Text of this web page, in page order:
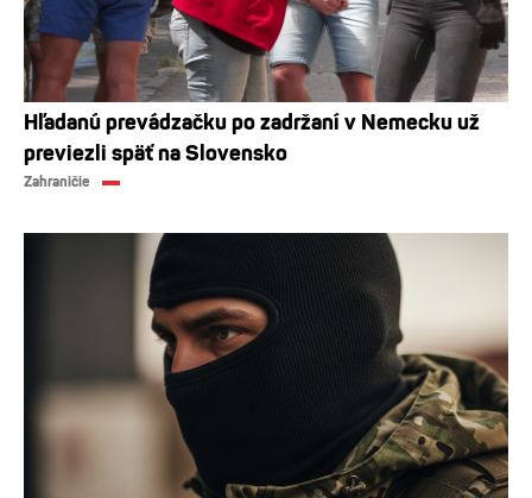
Hľadanú prevádzačku po zadržaní v Nemecku už
previezli späť na Slovensko
Zahraničie